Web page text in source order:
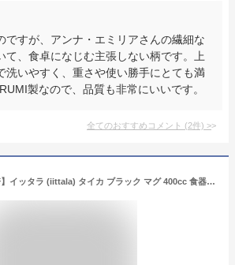
ですが、アンナ・エミリアさんの繊細な
て、食卓になじむ主張しない柄です。上
洗いやすく、重さや使い勝手にとても満
製なので、品質も非常にいいです。
全てのおすすめコメント (2件) >
【ポイント10倍】イッタラ (iittala) タイカ ブラック マグ 400cc 食器 北欧 マグカップ おしゃれ かわいい ブランド 結婚祝い 内祝い